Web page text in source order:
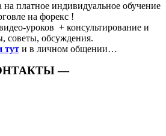
платное индивидуальное обучение
на форекс !
уроков ️ + консультирование и
советы, обсуждения.
тут и в личном общении…
—